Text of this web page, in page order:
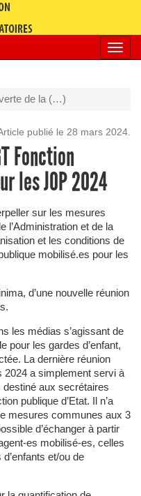
de la (…)
publié le 28 mars 2024.
Fonction
les JOP 2024
sur les mesures
l’Administration et de la
et les conditions de
mobilisé.es pour les
d’une nouvelle réunion
les médias s’agissant de
pour les gardes d’enfant,
La dernière réunion
2024 a simplement servi à
destiné aux secrétaires
publique d’Etat. Il n’a
mesures communes aux 3
d’échanger à partir
es mobilisé-es, celles
et/ou de